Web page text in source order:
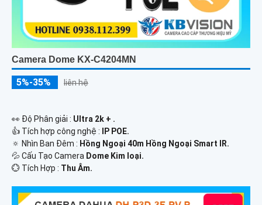
Camera Dome KX-C4204MN
5%-35% liên hệ
️👀 Độ Phân giải : Ultra 2k + .
👍 Tích hợp công nghệ : IP POE.
🔅 Nhìn Ban Đêm : Hồng Ngoại 40m Hồng Ngoại Smart IR.
💦 Cấu Tạo Camera Dome Kim loại.
️💮 Tích Hợp : Thu Âm.